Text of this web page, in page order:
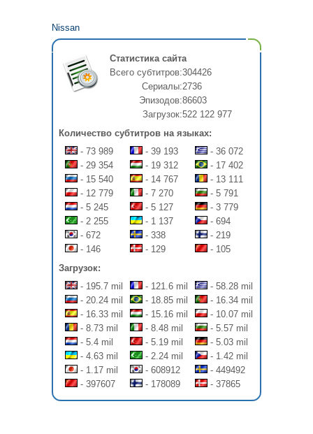
Nissan
Статистика сайта
Всего субтитров:304426
Сериалы:2736
Эпизодов:86603
Загрузок:522 122 977
Количество субтитров на языках:
- 73 989
- 39 193
- 36 072
- 29 354
- 19 312
- 17 402
- 15 540
- 14 767
- 13 111
- 12 779
- 7 270
- 5 791
- 5 245
- 5 127
- 3 779
- 2 255
- 1 137
- 694
- 672
- 338
- 219
- 146
- 129
- 105
Загрузок:
- 195.7 mil
- 121.6 mil
- 58.28 mil
- 20.24 mil
- 18.85 mil
- 16.34 mil
- 16.33 mil
- 15.16 mil
- 10.07 mil
- 8.73 mil
- 8.48 mil
- 5.57 mil
- 5.4 mil
- 5.19 mil
- 5.03 mil
- 4.63 mil
- 2.24 mil
- 1.42 mil
- 1.17 mil
- 608912
- 449492
- 397607
- 178089 - 37865